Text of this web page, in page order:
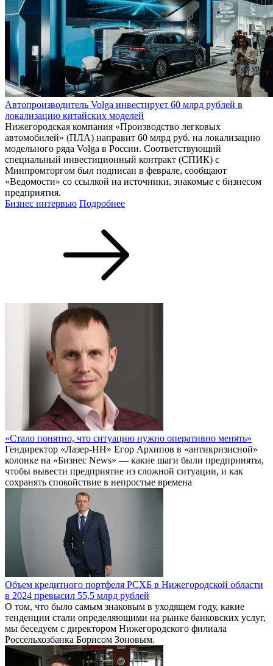
Автопроизводитель Volga инвестирует 60 млрд рублей в
локализацию китайских моделей
Нижегородская компания «Производство легковых
автомобилей» (ПЛА) направит 60 млрд руб. на локализацию
модельного ряда Volga в России. Соответствующий
специальный инвестиционный контракт (СПИК) с
Минпромторгом был подписан в феврале, сообщают
«Ведомости» со ссылкой на источники, знакомые с бизнесом
предприятия.
Бизнес интервью Подробнее
«Стало понятно, что ситуацию нужно оперативно менять»
Гендиректор «Лазер-НН» Егор Архипов в «антикризисной»
колонке на «Бизнес News» — какие шаги были предприняты,
чтобы вывести предприятие из сложной ситуации, и как
сохранять спокойствие в непростые времена
Объем кредитного портфеля РСХБ в Нижегородской области
в 2024 превысил 55,5 млрд рублей
О том, что было самым знаковым в уходящем году, какие
тенденции стали определяющими на рынке банковских услуг,
мы беседуем с директором Нижегородского филиала
Россельхозбанка Борисом Зоновым.